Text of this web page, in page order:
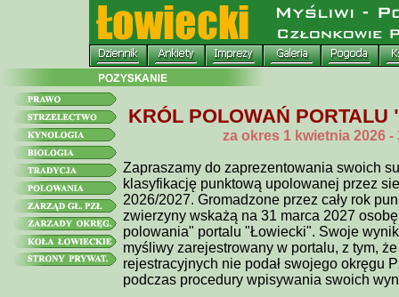
KRÓL POLOWAŃ
za okres 1 kwietnia 2026 -
Zapraszamy do zaprezentowania swoich
klasyfikację punktową upolowanej przez
2026/2027. Gromadzone przez cały rok
zwierzyny wskażą na 31 marca 2027
polowania" portalu "Łowiecki". Swoje
myśliwy zarejestrowany w portalu, z tym,
rejestracyjnych nie podał swojego okręgu
podczas procedury wpisywania swoich